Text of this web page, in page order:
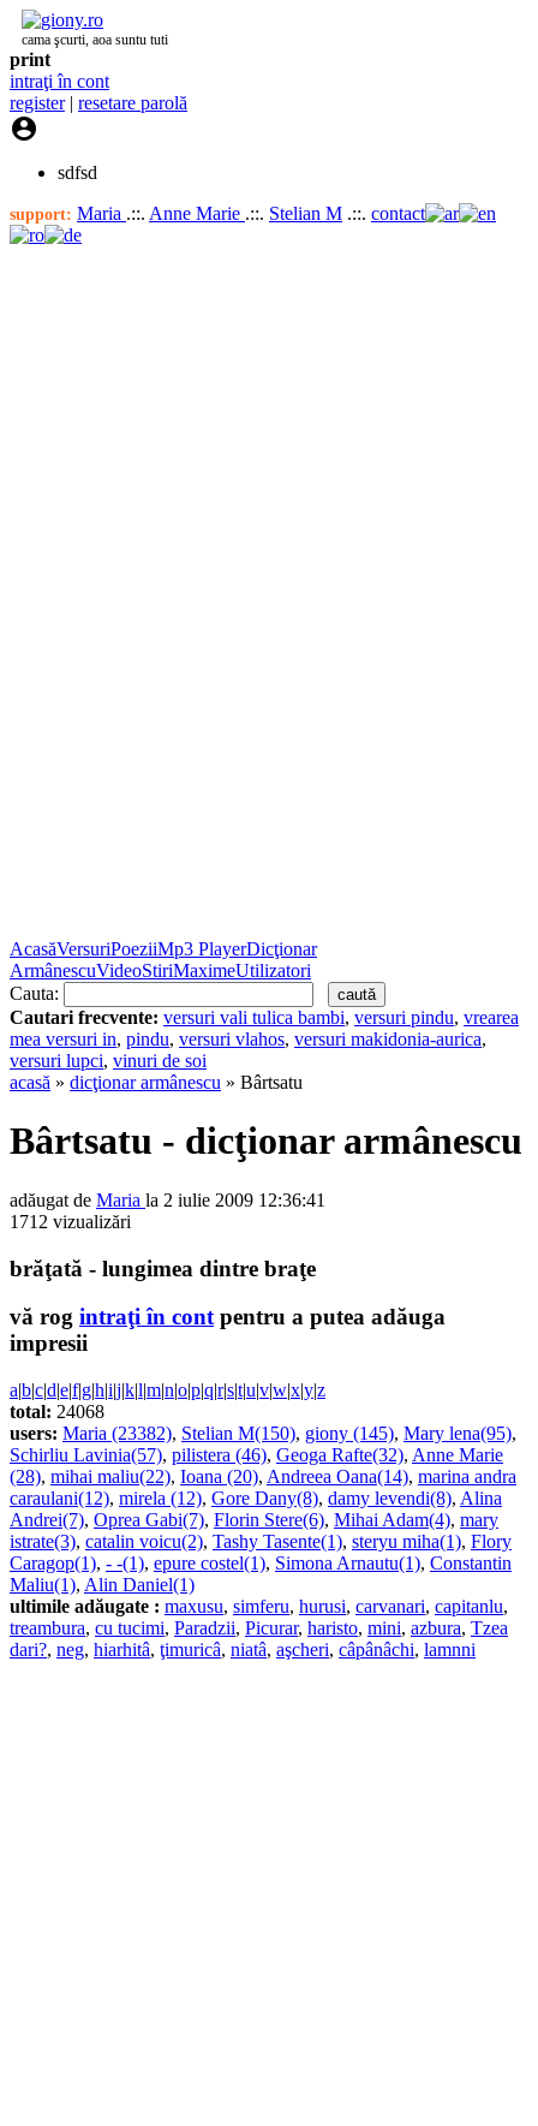
cama şcurti, aoa suntu tuti
print
intraţi în cont
register| resetare parolă

sdfsd
support: Maria .::. Anne Marie .::. Stelian M .::. contact
AcasăVersuriPoeziiMp3 PlayerDicţionar
ArmânescuVideoStiriMaximeUtilizatori
Cauta:
Cautari frecvente: versuri vali tulica bambi, versuri pindu, vrearea
mea versuri in, pindu, versuri vlahos, versuri makidonia-aurica,
versuri lupci, vinuri de soi
acasă » dicţionar armânescu » Bârtsatu
Bârtsatu - dicţionar armânescu
adăugat de Maria la 2 iulie 2009 12:36:41
1712 vizualizări
brăţată - lungimea dintre braţe
vă rog intraţi în contpentru a putea adăuga
impresii
a|b|c|d|e|f|g|h|i|j|k|l|m|n|o|p|q|r|s|t|u|v|w|x|y|z
total: 24068
users: Maria (23382), Stelian M(150), giony (145), Mary lena(95),
Schirliu Lavinia(57), pilistera (46), Geoga Rafte(32), Anne Marie
(28), mihai maliu(22), Ioana (20), Andreea Oana(14), marina andra
caraulani(12), mirela (12), Gore Dany(8), damy levendi(8), Alina
Andrei(7), Oprea Gabi(7), Florin Stere(6), Mihai Adam(4), mary
istrate(3), catalin voicu(2), Tashy Tasente(1), steryu miha(1), Flory
Caragop(1), - -(1), epure costel(1), Simona Arnautu(1), Constantin
Maliu(1), Alin Daniel(1)
ultimile adăugate : maxusu, simferu, hurusi, carvanari, capitanlu,
treambura, cu tucimi, Paradzii, Picurar, haristo, mini, azbura, Tzea
dari?, neg, hiarhitâ, ţimuricâ, niatâ, aşcheri, câpânâchi, lamnni